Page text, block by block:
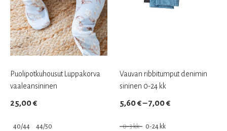
valinnat
tuotteen
sivulla.
Puolipotkuhousut Luppakorva
vaaleansininen
25,00€
40/44 44/50
Vauvan ribbitumput denimin
sininen 0-24 kk
5,60€–7,00€Hintaluokka:
0-3 kk 0-24 kk